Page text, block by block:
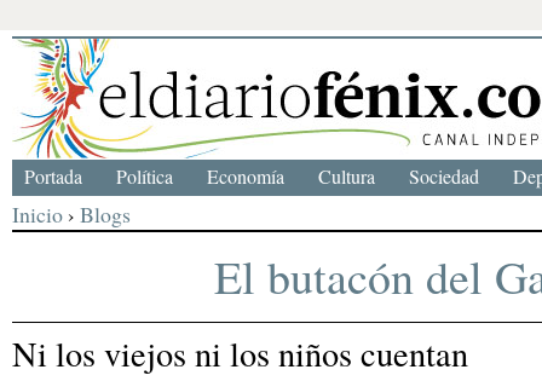
Inicio › Blogs
El butacón del
Ni los viejos ni los niños cuentan
Portada Política Economía Cultura Sociedad